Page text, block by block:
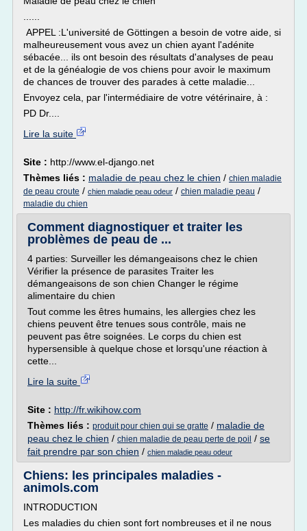
APPEL :L'université de Göttingen a besoin de votre aide, si
malheureusement vous avez un chien ayant l'adénite
sébacée... ils ont besoin des résultats d'analyses de peau
et de la généalogie de vos chiens pour avoir le maximum
de chances de trouver des parades à cette maladie...
Envoyez cela, par l'intermédiaire de votre vétérinaire, à :
PD Dr....
Lire la suite
Site : http://www.el-django.net
Thèmes liés : maladie de peau chez le chien / chien maladie
de peau croute / chien maladie peau odeur / chien maladie peau /
maladie du chien
Comment diagnostiquer et traiter les
problèmes de peau de ...
4 parties: Surveiller les démangeaisons chez le chien
Vérifier la présence de parasites Traiter les
démangeaisons de son chien Changer le régime
alimentaire du chien
Tout comme les êtres humains, les allergies chez les
chiens peuvent être tenues sous contrôle, mais ne
peuvent pas être soignées. Le corps du chien est
hypersensible à quelque chose et lorsqu'une réaction à
cette...
Lire la suite
Site : http://fr.wikihow.com
Thèmes liés : produit pour chien qui se gratte / maladie de
peau chez le chien / chien maladie de peau perte de poil / se
fait prendre par son chien / chien maladie peau odeur
Chiens: les principales maladies -
animols.com
INTRODUCTION
Les maladies du chien sont fort nombreuses et il ne nous